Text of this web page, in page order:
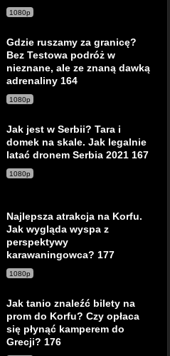
1080p
Gdzie ruszamy za granicę?
Bez Testowa podróż w
nieznane, ale ze znaną dawką
adrenaliny 164
1080p
Jak jest w Serbii? Tara i
domek na skale. Jak legalnie
latać dronem Serbia 2021 167
1080p
Najlepsza atrakcja na Korfu.
Jak wygląda wyspa z
perspektywy
karawaningowca? 177
1080p
Jak tanio znaleźć bilety na
prom do Korfu? Czy opłaca
się płynąć kamperem do
Grecji? 176